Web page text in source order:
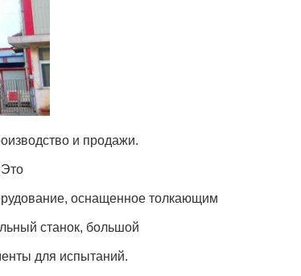
и продажи.
оснащенное толкающим
станок, большой
для испытаний.